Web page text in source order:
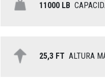
11000 LB
25,3 FT ALTURA